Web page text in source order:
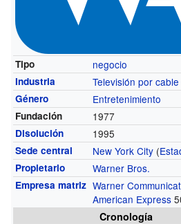
Tipo negocio
Industria Televisión por cable
Género Entretenimiento
Fundación 1977
Disolución 1995
Sede central New York City (
Propietario Warner Bros.
Empresa matriz Warner
American Express
Cronología